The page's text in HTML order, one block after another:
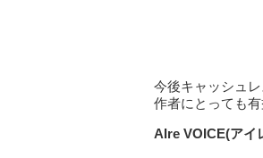
今後キャッシュ
作者にとっても
AIre VOICE(アイ